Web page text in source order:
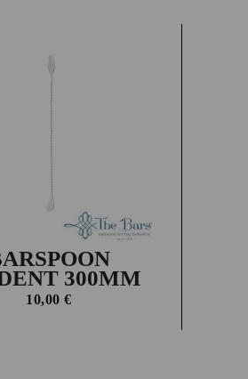
300MM
10,00€